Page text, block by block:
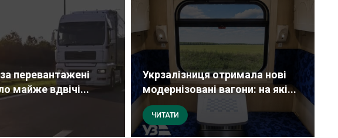
перевантажені
майже вдвічі...
Укрзалізниця отримала нові
модернізовані вагони: на які...
ЧИТАТИ